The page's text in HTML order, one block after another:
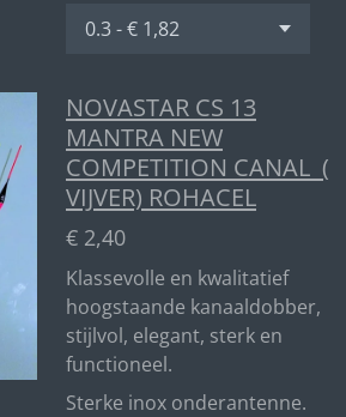
NOVASTAR CS 13
MANTRA NEW
COMPETITION CANAL (
VIJVER) ROHACEL
€ 2,40
Klassevolle en kwalitatief
hoogstaande kanaaldobber,
stijlvol, elegant, sterk en
functioneel.
Sterke inox onderantenne.